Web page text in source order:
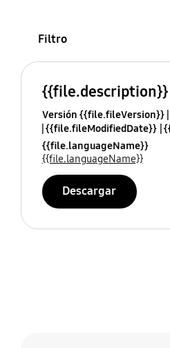
Filtro
{{file.description}}
Versión {{file.fileVersion}}
{{file.fileModifiedDate}}
{{file.languageName}}
{{file.languageName}}
Descargar